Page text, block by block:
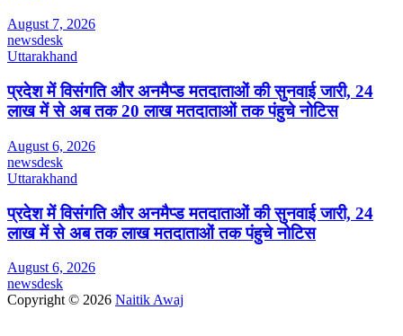
August 7, 2026
newsdesk
Uttarakhand
प्रदेश में विसंगति और अनमैप्ड मतदाताओं की सुनवाई जारी, 24
लाख में से अब तक 20 लाख मतदाताओं तक पंहुचे नोटिस
August 6, 2026
newsdesk
Uttarakhand
प्रदेश में विसंगति और अनमैप्ड मतदाताओं की सुनवाई जारी, 24
लाख में से अब तक लाख मतदाताओं तक पंहुचे नोटिस
August 6, 2026
newsdesk
Copyright © 2026 Naitik Awaj